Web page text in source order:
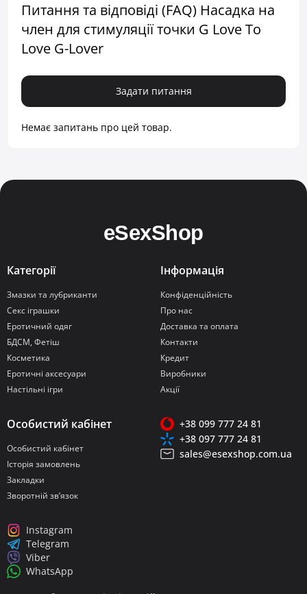
Питання та відповіді (FAQ) Насадка на
член для стимуляції точки G Love To
Love G-Lover
Задати питання
Немає запитань про цей товар.
Категорії
Змазки та лубриканти
Секс іграшки
Еротичний одяг
БДСМ, Фетіш
Косметика
Еротичні аксесуари
Настільні ігри
Інформація
Конфіденційність
Про нас
Доставка та оплата
Контакти
Кредит
Виробники
Акції
Особистий кабінет
Особистий кабінет
Історія замовлень
Закладки
Зворотній зв’язок
+38 099 777 24 81
+38 097 777 24 81
sales@esexshop.com.ua
Instagram
Telegram
Viber
WhatsApp